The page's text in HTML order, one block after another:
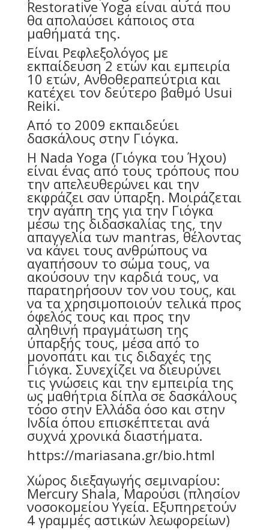
Restorative Yoga είναι αυτά που
θα απολαύσει κάποιος στα
μαθήματά της.
Είναι Ρεφλεξολόγος με
εκπαίδευση 2 ετών και εμπειρία
10 ετών, Ανθοθεραπεύτρια και
κατέχει τον δεύτερο βαθμό Usui
Reiki.
Από το 2009 εκπαιδεύει
δασκάλους στην Γιόγκα.
H Nada Yoga (Γιόγκα του Ήχου)
είναι ένας από τους τρόπους που
την απελευθερώνει και την
εκφράζει σαν ύπαρξη. Μοιράζεται
την αγάπη της για την Γιόγκα
μέσω της διδασκαλίας της, την
απαγγελία των mantras, θέλοντας
να κάνει τους ανθρώπους να
αγαπήσουν το σώμα τους, να
ακούσουν την καρδιά τους, να
παρατηρήσουν τον νου τους, και
να τα χρησιμοποιούν τελικά προς
όφελός τους και προς την
αληθινή πραγμάτωση της
ύπαρξής τους, μέσα από το
μονοπάτι και τις διδαχές της
Γιόγκα. Συνεχίζει να διευρύνει
τις γνώσεις και την εμπειρία της
ως μαθήτρια δίπλα σε δασκάλους
τόσο στην Ελλάδα όσο και στην
Ινδία όπου επισκέπτεται ανά
συχνά χρονικά διαστήματα.
https://mariasana.gr/bio.html
Xώρος διεξαγωγής σεμιναρίου:
Mercury Shala, Μαρούσι (πλησίον
νοσοκομείου Υγεία. Εξυπηρετούν
4 γραμμές αστικών λεωφορείων)